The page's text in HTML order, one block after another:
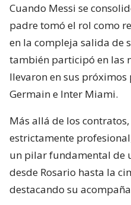
Cuando Messi se
padre tomó el rol como
en la compleja salida de
también participó en las
llevaron en sus próximos
Germain e Inter Miami.
Más allá de los
estrictamente
un pilar fundamental de
desde Rosario hasta la
destacando su